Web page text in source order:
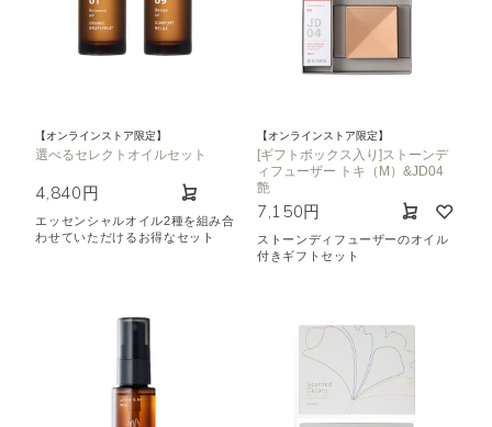
【オンラインストア限定】
選べるセレクトオイルセット
4,840円
エッセンシャルオイル2種を組み合
わせていただけるお得なセット
【オンラインストア限定】
[ギフトボックス入り]ストーンデ
ィフューザー トキ（M）&JD04
艶
7,150円
ストーンディフューザーのオイル
付きギフトセット